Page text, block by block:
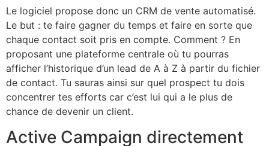
Le logiciel propose donc un CRM de vente automatisé.
Le but : te faire gagner du temps et faire en sorte que
chaque contact soit pris en compte. Comment ? En
proposant une plateforme centrale où tu pourras
afficher l’historique d’un lead de A à Z à partir du fichier
de contact. Tu sauras ainsi sur quel prospect tu dois
concentrer tes efforts car c’est lui qui a le plus de
chance de devenir un client.
Active Campaign directement